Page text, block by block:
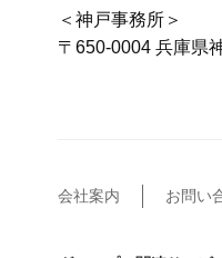
＜神戸事務所＞
〒650-0004 兵庫県
会社案内 お問い